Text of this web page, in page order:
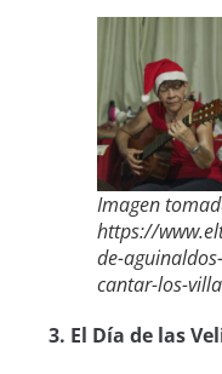
Imagen
https://
de-
cantar-los-
3. El Día de las